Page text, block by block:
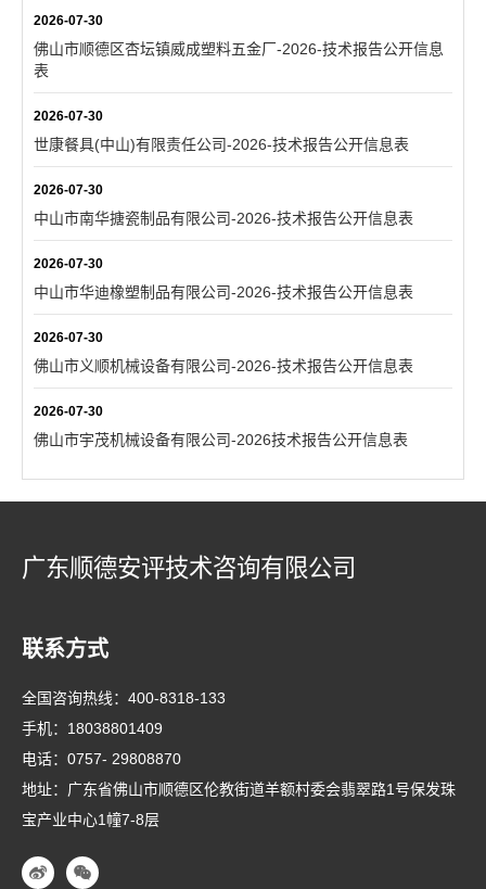
2026-07-30
佛山市顺德区杏坛镇威成塑料五金厂-2026-技术报告公开信息
表
2026-07-30
世康餐具(中山)有限责任公司-2026-技术报告公开信息表
2026-07-30
中山市南华搪瓷制品有限公司-2026-技术报告公开信息表
2026-07-30
中山市华迪橡塑制品有限公司-2026-技术报告公开信息表
2026-07-30
佛山市义顺机械设备有限公司-2026-技术报告公开信息表
2026-07-30
佛山市宇茂机械设备有限公司-2026技术报告公开信息表
广东顺德安评技术咨询有限公司
联系方式
全国咨询热线： 400-8318-133
手机： 18038801409
电话： 0757- 29808870
地址：广东省佛山市顺德区伦教街道羊额村委会翡翠路1号保发珠
宝产业中心1幢7-8层